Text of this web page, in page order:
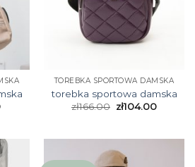
TOREBKA SPORTOWA DAMSKA
torebka sportowa damska
zł166.00 zł104.00